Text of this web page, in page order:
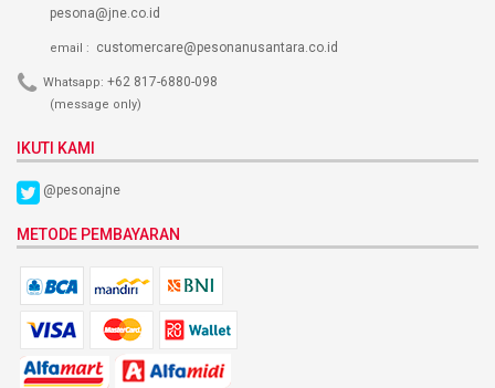
pesona@jne.co.id
email : customercare@pesonanusantara.co.id
Whatsapp: +62 817-6880-098
(message only)
IKUTI KAMI
@pesonajne
METODE PEMBAYARAN